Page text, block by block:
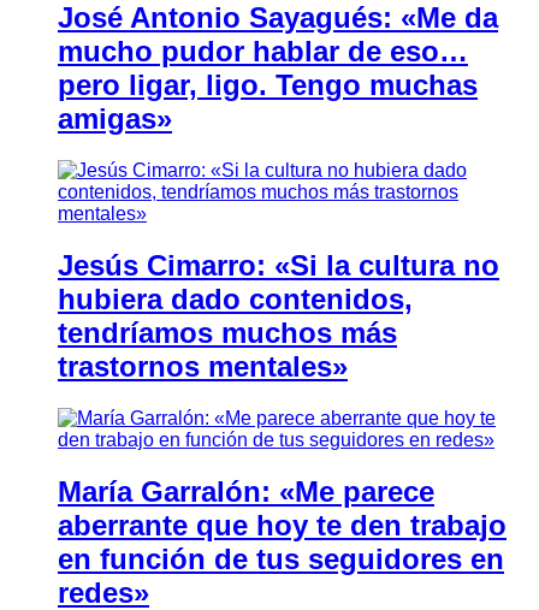
José Antonio Sayagués: «Me da
mucho pudor hablar de eso…
pero ligar, ligo. Tengo muchas
amigas»
Jesús Cimarro: «Si la cultura no
hubiera dado contenidos,
tendríamos muchos más
trastornos mentales»
María Garralón: «Me parece
aberrante que hoy te den trabajo
en función de tus seguidores en
redes»